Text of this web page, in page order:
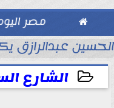
 مصر
الحسين عبدالرازق
الشارع